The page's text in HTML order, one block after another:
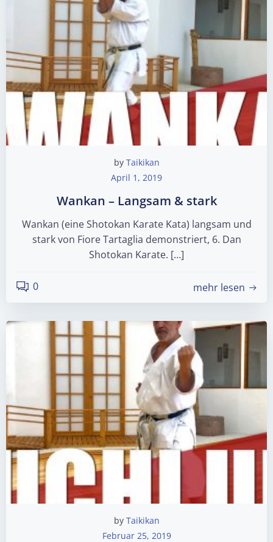
by Taikikan
April 1, 2019
Wankan – Langsam & stark
Wankan (eine Shotokan Karate Kata) langsam und
stark von Fiore Tartaglia demonstriert, 6. Dan
Shotokan Karate. […]
0 mehr lesen
by Taikikan
Februar 25, 2019